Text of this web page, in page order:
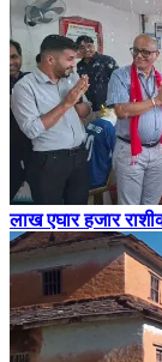
लाख एघार हजार